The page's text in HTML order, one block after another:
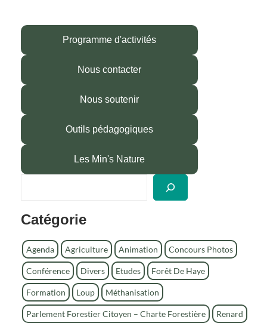
Programme d'activités
Nous contacter
Nous soutenir
Outils pédagogiques
Les Min's Nature
h
r
c
e
r
Catégorie
Agenda Agriculture Animation Concours Photos
Conférence Divers Etudes Forêt De Haye
Formation Loup Méthanisation
Parlement Forestier Citoyen – Charte Forestière Renard